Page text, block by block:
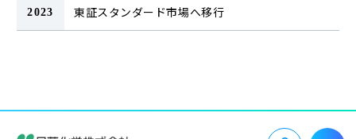
2023 東証スタンダード市場へ移行